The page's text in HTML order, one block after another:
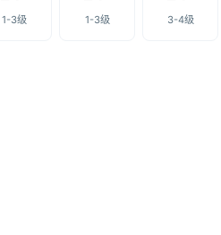
1-3级 1-3级 3-4级